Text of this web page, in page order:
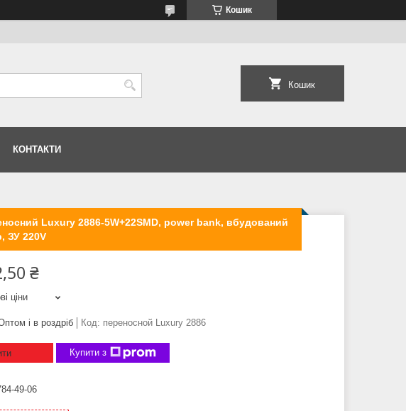
Кошик
Кошик
КОНТАКТИ
Luxury 2886-5W+22SMD, power bank, вбудований
ЗУ 220V
₴
ціни
і в роздріб Код: переносной Luxury 2886
Купити з
49-06